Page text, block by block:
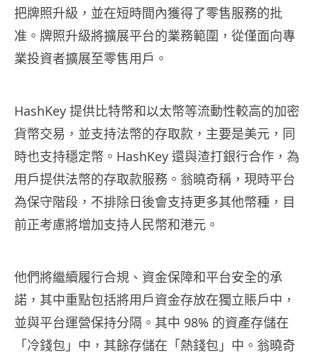
把牌照升級，並在短時間內獲得了零售服務的批
准。牌照升級將擴展平台的業務範圍，從僅面向專
業投資者擴展至零售用戶。
HashKey 提供比特幣和以太幣等流動性較高的加密
貨幣交易，並支持法幣的存取款，主要是美元，同
時也支持穩定幣。HashKey 還與渣打銀行合作，為
用戶提供法幣的存取款服務。翁曉奇稱，現時平台
為保守階段，不排除日後會支持更多其他幣種，目
前正考慮將增加支持人民幣和港元。
他們將繼續履行合規、資金保障和平台安全的承
諾，其中重點包括將用戶資金存放在獨立賬戶中，
並與平台運營保持分隔。其中 98% 的資產存儲在
「冷錢包」中，其餘存儲在「熱錢包」中。翁曉奇